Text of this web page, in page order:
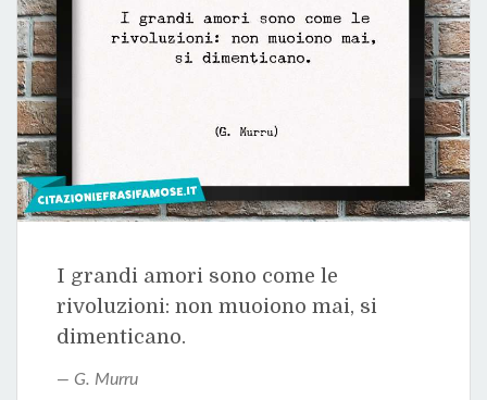
I grandi amori sono come le
rivoluzioni: non muoiono mai, si
dimenticano.
G. Murru